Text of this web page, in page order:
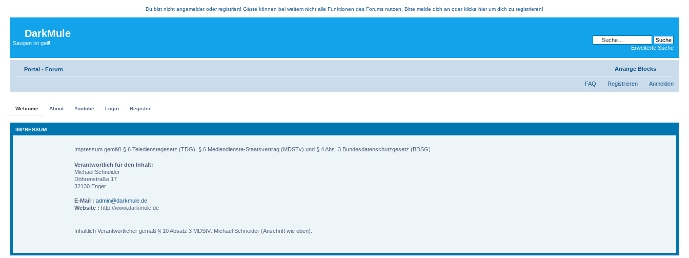
Du bist nicht angemeldet oder registriert! Gäste können bei weitem nicht alle Funktionen des Forums nutzen. Bitte melde dich an oder klicke hier um dich zu registrieren!
DarkMule
Saugen ist geil!
Erweiterte Suche
Portal • Forum Arrange Blocks
FAQ Registrieren Anmelden
Welcome About Youtube Login Register
IMPRESSUM
Impressum gemäß § 6 Teledienstegesetz (TDG), § 6 Mediendienste-Staatsvertrag (MDSTv) und § 4 Abs. 3 Bundesdatenschutzgesetz (BDSG)
Verantwortlich für den Inhalt:
Michael Schneider
Döhrenstraße 17
32130 Enger
E-Mail : admin@darkmule.de
Website : http://www.darkmule.de
Inhaltlich Verantwortlicher gemäß § 10 Absatz 3 MDStV: Michael Schneider (Anschrift wie oben).